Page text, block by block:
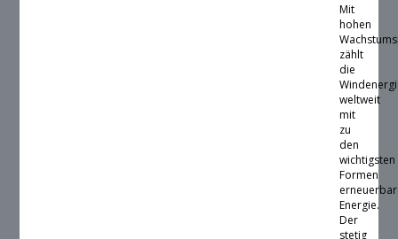
Mit
hohen
zählt
die
weltweit
mit
zu
den
wichtigsten
Formen
Energie.
Der
stetig